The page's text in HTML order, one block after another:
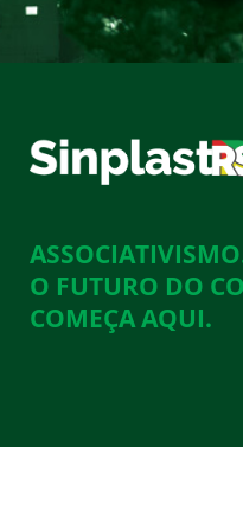
O FUTURO DO
COMEÇA AQUI.